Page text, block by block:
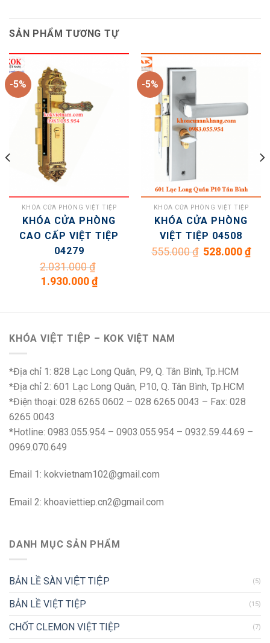
SẢN PHẨM TƯƠNG TỰ
-5%
KHÓA CỬA PHÒNG VIỆT TIỆP
KHÓA CỬA PHÒNG
CAO CẤP VIỆT TIỆP
04279
2.031.000₫
Giá
gốc
1.930.000₫Giá
hiện
-5%
KHÓA CỬA PHÒNG VIỆT TIỆP
KHÓA CỬA PHÒNG
VIỆT TIỆP 04508
555.000₫ Giá
gốc
528.000₫Giá
hiện
KHÓA VIỆT TIỆP – KOK VIỆT NAM
*Địa chỉ 1: 828 Lạc Long Quân, P9, Q. Tân Bình, Tp.HCM
*Địa chỉ 2: 601 Lạc Long Quân, P10, Q. Tân Bình, Tp.HCM
*Điện thoại: 028 6265 0602 – 028 6265 0043 – Fax: 028
6265 0043
*Hotline: 0983.055.954 – 0903.055.954 – 0932.59.44.69 –
0969.070.649
Email 1: kokvietnam102@gmail.com
Email 2: khoaviettiep.cn2@gmail.com
DANH MỤC SẢN PHẨM
BẢN LỀ SÀN VIỆT TIỆP (5)
BẢN LỀ VIỆT TIỆP (15)
CHỐT CLEMON VIỆT TIỆP (7)